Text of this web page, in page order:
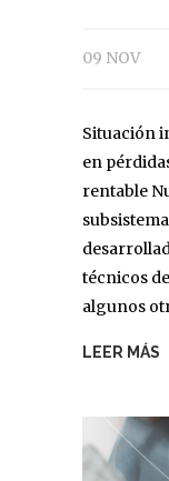
09 NOV
Situación
en
rentable
técnicos
algunos
LEER MÁS